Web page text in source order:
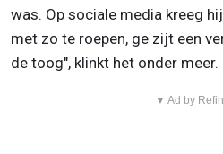
was. Op sociale media kreeg
met zo te roepen, ge zijt een
de toog", klinkt het onder meer.
▼ Ad by